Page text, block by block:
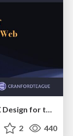
A brief & incomplete history of UX Design for the World Wide Web: 1989–2019
2 440